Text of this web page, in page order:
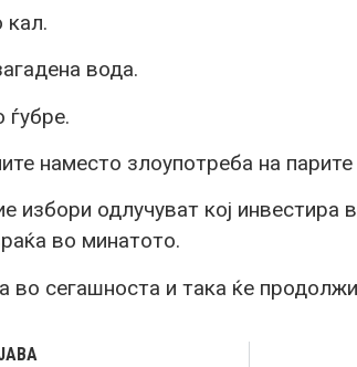
кал.
вода.
ѓубре.
наместо злоупотреба на парите
избори одлучуват кој инвестира
во минатото.
сегашноста и така ќе